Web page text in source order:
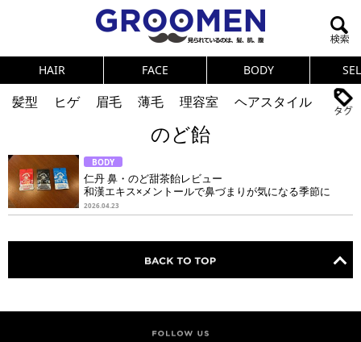
HAIR FACE BODY
髪型 ヒゲ 眉毛 薄毛 理容室
ヘアスタイル
ニオイ
連載
メンズコスメ
NEWS PICK UP
テストステロン
健康
スキンケア 食事
調査結果
トレーニング
好印象な男
頭皮ケア
ダイエット
理容室
のど飴
BODY
仁丹 鼻・のど甜茶飴レビュー
和漢エキス×メントールで鼻づまりが気になる季節に
2026.04.23